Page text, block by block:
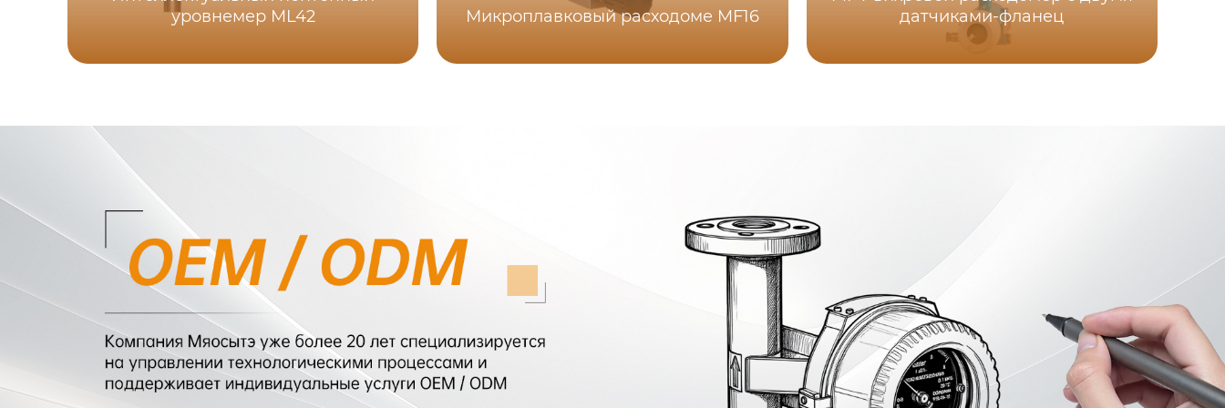
уровнемер ML42
Микроплавковый расходоме MF16
датчиками-фланец